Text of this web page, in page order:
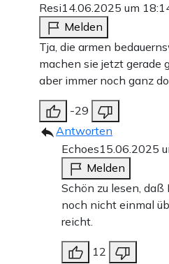
Resi14.06.2025 um
Melden
Tja, die armen
machen sie jetzt gerade
aber immer noch ganz
-29
Antworten
Echoes15.06.2025
Melden
Schön zu lesen,
noch nicht einmal
reicht.
12